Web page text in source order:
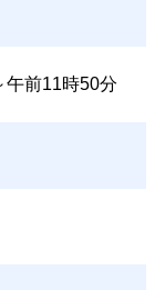
午前11時50分